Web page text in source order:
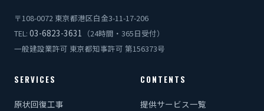
〒108-0072 東京都港区白金3-11-17-206
TEL: 03-6823-3631 （24時間・365日受付）
一般建設業許可 東京都知事許可 第156373号
SERVICES
原状回復工事
CONTENTS
提供サービス一覧